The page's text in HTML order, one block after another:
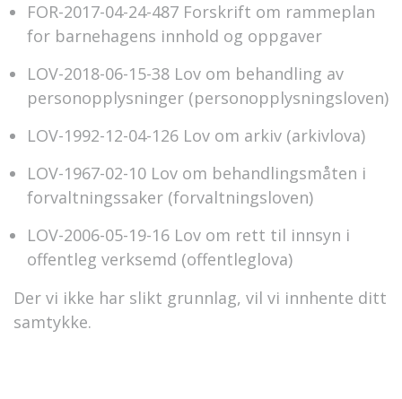
FOR-2017-04-24-487 Forskrift om rammeplan
for barnehagens innhold og oppgaver
LOV-2018-06-15-38 Lov om behandling av
personopplysninger (personopplysningsloven)
LOV-1992-12-04-126 Lov om arkiv (arkivlova)
LOV-1967-02-10 Lov om behandlingsmåten i
forvaltningssaker (forvaltningsloven)
LOV-2006-05-19-16 Lov om rett til innsyn i
offentleg verksemd (offentleglova)
Der vi ikke har slikt grunnlag, vil vi innhente ditt
samtykke.